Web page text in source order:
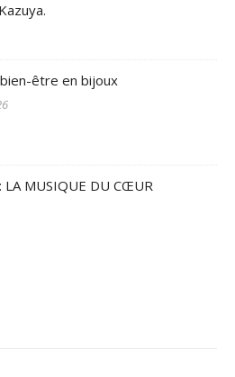
être en bijoux
LA MUSIQUE DU CŒUR